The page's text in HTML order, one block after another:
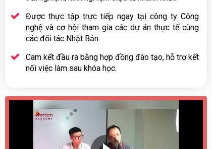
Được thực tập trực tiếp ngay tại công ty Công
nghệ và cơ hội tham gia các dự án thực tế cùng
các đối tác Nhật Bản.
Cam kết đầu ra bằng hợp đồng đào tạo, hỗ trợ kết
nối việc làm sau khóa học.